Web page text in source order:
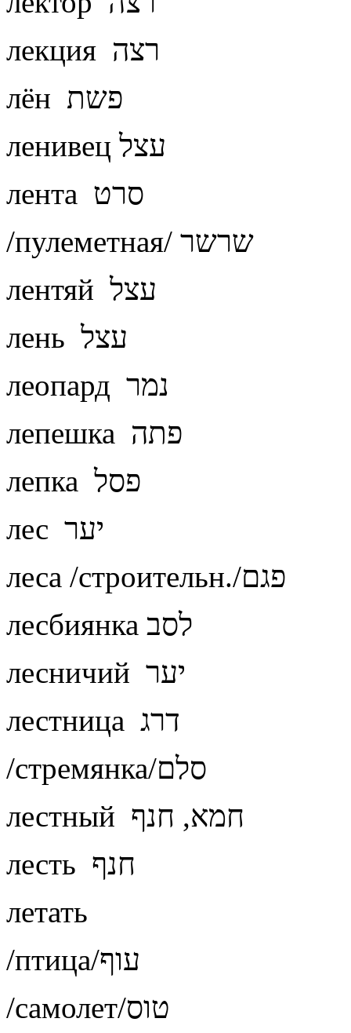
лекция רצה
лён פשת
ленивец עצל
лента סרט
/пулеметная/ שרשר
лентяй עצל
лень עצל
леопард נמר
лепешка פתה
лепка פסל
лес יער
леса /строительн./פגם
лесбиянка לסב
лесничий יער
лестница דרג
/стремянка/סלם
лестный חמא, חנף
лесть חנף
летать
/птица/עוף
/самолет/טוס